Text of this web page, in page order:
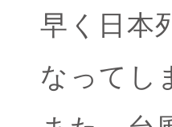
早く日本
なってし